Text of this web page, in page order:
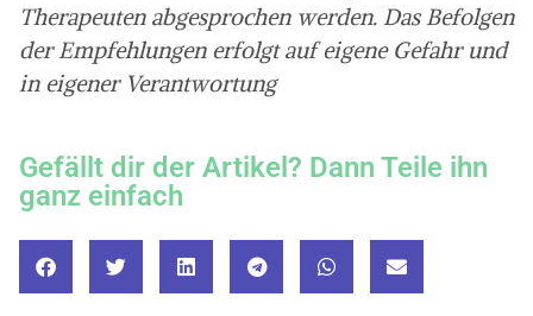
Therapeuten abgesprochen werden. Das Befolgen
der Empfehlungen erfolgt auf eigene Gefahr und
in eigener Verantwortung
Gefällt dir der Artikel? Dann Teile ihn
ganz einfach